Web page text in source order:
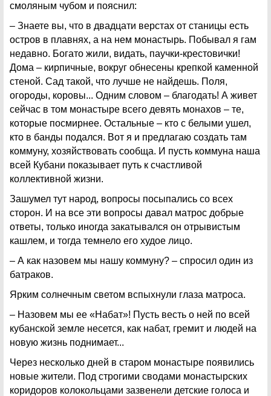
смоляным чубом и пояснил:
– Знаете вы, что в двадцати верстах от станицы есть
остров в плавнях, а на нем монастырь. Побывал я гам
недавно. Богато жили, видать, паучки-крестовички!
Дома – кирпичные, вокруг обнесены крепкой каменной
стеной. Сад такой, что лучше не найдешь. Поля,
огороды, коровы... Одним словом – благодать! А живет
сейчас в том монастыре всего девять монахов – те,
которые посмирнее. Остальные – кто с белыми ушел,
кто в банды подался. Вот я и предлагаю создать там
коммуну, хозяйствовать сообща. И пусть коммуна наша
всей Кубани показывает путь к счастливой
коллективной жизни.
Зашумел тут народ, вопросы посыпались со всех
сторон. И на все эти вопросы давал матрос добрые
ответы, только иногда закатывался он отрывистым
кашлем, и тогда темнело его худое лицо.
– А как назовем мы нашу коммуну? – спросил один из
батраков.
Ярким солнечным светом вспыхнули глаза матроса.
– Назовем мы ее «Набат»! Пусть весть о ней по всей
кубанской земле несется, как набат, гремит и людей на
новую жизнь поднимает...
Через несколько дней в старом монастыре появились
новые жители. Под строгими сводами монастырских
коридоров колокольцами зазвенели детские голоса и